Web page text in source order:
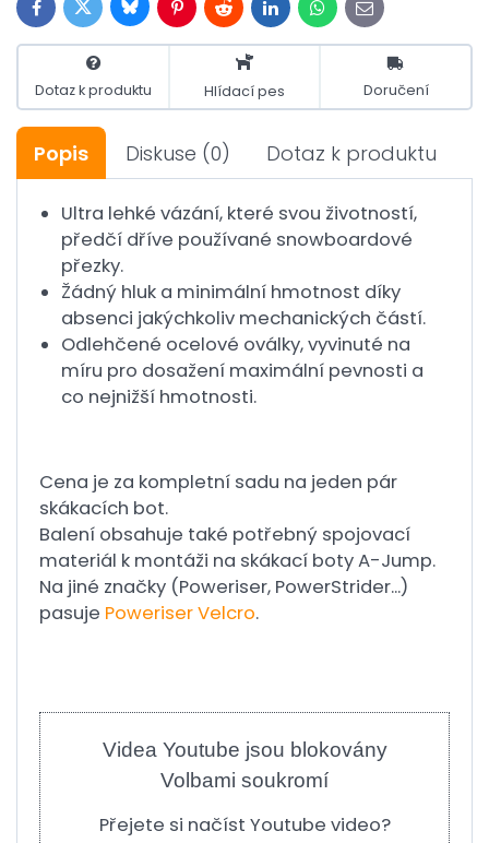
FacebookTwitterBlueskyPinterestRedditLinkedInWhatsApp
E-
mail
Dotaz k produktu Hlídací pes Doručení
Popis Diskuse (0) Dotaz k produktu
Ultra lehké vázání, které svou životností,
předčí dříve používané snowboardové
přezky.
Žádný hluk a minimální hmotnost díky
absenci jakýchkoliv mechanických částí.
Odlehčené ocelové oválky, vyvinuté na
míru pro dosažení maximální pevnosti a
co nejnižší hmotnosti.
Cena je za kompletní sadu na jeden pár
skákacích bot.
Balení obsahuje také potřebný spojovací
materiál k montáži na skákací boty A-Jump.
Na jiné značky (Poweriser, PowerStrider...)
pasuje Poweriser Velcro.
Videa Youtube jsou blokovány
Volbami soukromí
Přejete si načíst Youtube video?